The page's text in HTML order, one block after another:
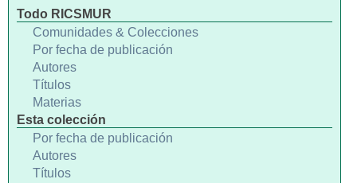
Todo RICSMUR
Comunidades & Colecciones
Por fecha de publicación
Autores
Títulos
Materias
Esta colección
Por fecha de publicación
Autores
Títulos